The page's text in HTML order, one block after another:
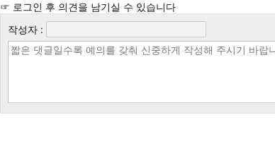
☞ 로그인 후 의견을 남기실 수 있습니다
작성자 :